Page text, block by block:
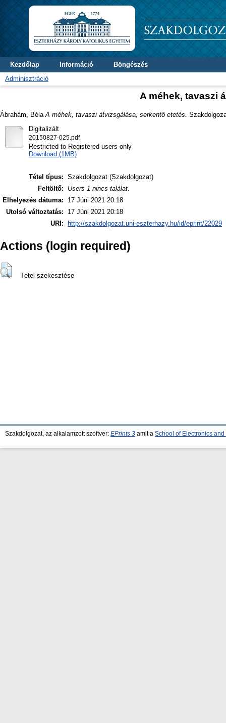
Kezdőlap Információ
Böngészés
Adminisztráció
A méhek, tavaszi
Ábrahám, Béla A méhek, tavaszi átvizsgálása, serkentő etetés.
Digitalizált
20150827-025.pdf
Restricted to Registered users only
Download (1MB)
Tétel típus: Szakdolgozat (Szakdolgozat)
Feltöltő:
Users 1 nincs találat.
Elhelyezés dátuma:
17 Júni 2021 20:18
Utolsó változtatás:
17 Júni 2021 20:18
URI:
http://szakdolgozat.uni-eszterhazy.hu/id/eprint/22029
Actions (login required)
Tétel szekesztése
Szakdolgozat, az alkalamzott szoftver: EPrints 3 amit a School of Electronics